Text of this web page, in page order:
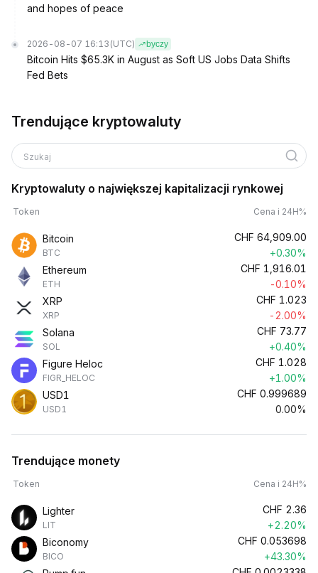
and hopes of peace
2026-08-07 16:13 (UTC) byczy
Bitcoin Hits $65.3K in August as Soft US Jobs Data Shifts
Fed Bets
Trendujące kryptowaluty
Szukaj
Kryptowaluty o największej kapitalizacji rynkowej
Token Cena i 24H%
Bitcoin
BTC
CHF 64,909.00
+0.30%
Ethereum
ETH
CHF 1,916.01
-0.10%
XRP
XRP
CHF 1.023
-2.00%
Solana
SOL
CHF 73.77
+0.40%
Figure Heloc
FIGR_HELOC
CHF 1.028
+1.00%
USD1
USD1
CHF 0.999689
0.00%
Trendujące monety
Token Cena i 24H%
Lighter
LIT
CHF 2.36
+2.20%
Biconomy
BICO
CHF 0.053698
+43.30%